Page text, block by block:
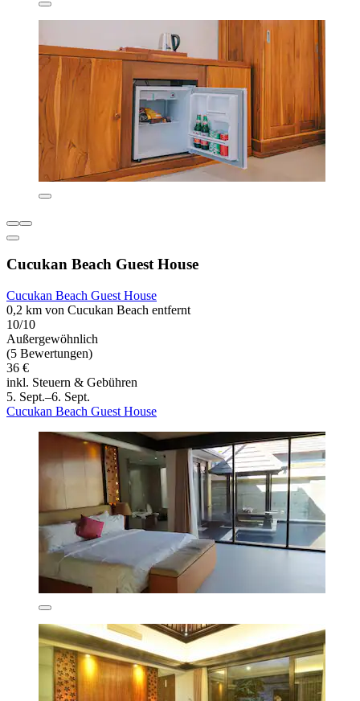
Cucukan Beach Guest House
Cucukan Beach Guest House
0,2 km von Cucukan Beach entfernt
10/10
Außergewöhnlich
(5 Bewertungen)
36 €
inkl. Steuern & Gebühren
5. Sept.–6. Sept.
Cucukan Beach Guest House